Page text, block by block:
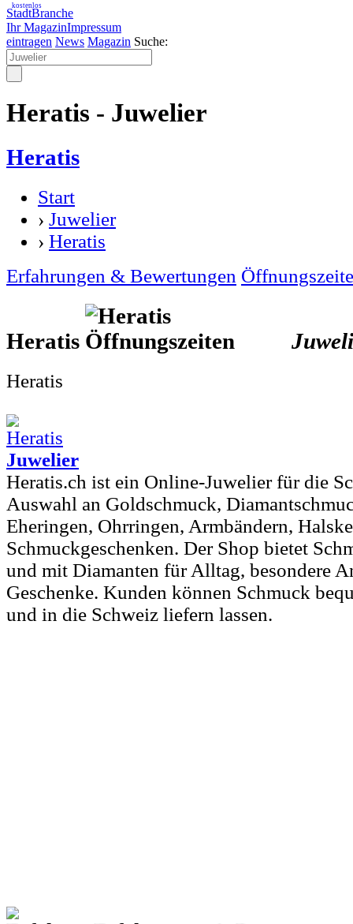
StadtBranche
Ihr MagazinImpressum
kostenlos
eintragen News Magazin Suche:
Heratis - Juwelier
Heratis
Start
› Juwelier
› Heratis
Erfahrungen & Bewertungen
Heratis
Heratis
Juwelier
Heratis.ch ist ein Online-Juwelier für die
Auswahl an Goldschmuck,
Eheringen, Ohrringen, Armbändern,
Schmuckgeschenken. Der Shop bietet
und mit Diamanten für Alltag, besondere
Geschenke. Kunden können Schmuck
und in die Schweiz liefern lassen.